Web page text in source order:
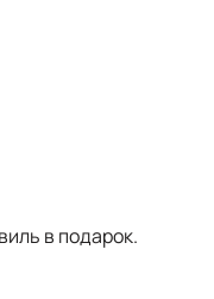
в подарок.